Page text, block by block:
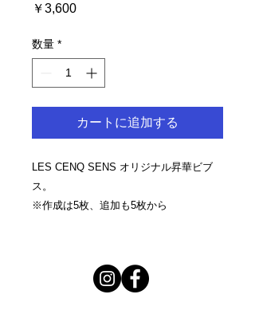
￥3,600価
数量 *
カートに追加する
LES CENQ SENS オリジナル昇華ビブ
ス。
※作成は5枚、追加も5枚から